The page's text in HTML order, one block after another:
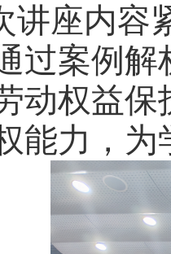
讲座内容
过案例解
动权益保
能力，为